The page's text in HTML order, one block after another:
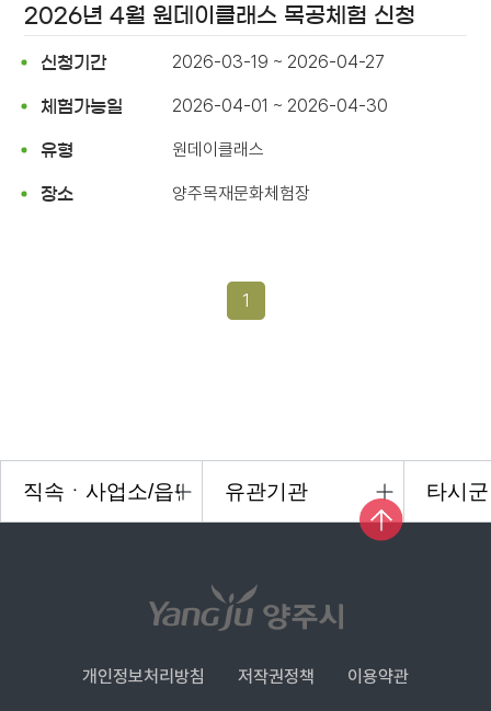
2026년 4월 원데이클래스 목공체험 신청
신청기간 2026-03-19 ~ 2026-04-27
체험가능일 2026-04-01 ~ 2026-04-30
유형 원데이클래스
장소 양주목재문화체험장
1
개인정보처리방침 저작권정책 이용약관